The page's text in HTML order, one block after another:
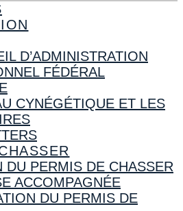
D’ADMINISTRATION
FÉDÉRAL
CYNÉGÉTIQUE ET LES
DU PERMIS DE CHASSER
ACCOMPAGNÉE
DU PERMIS DE